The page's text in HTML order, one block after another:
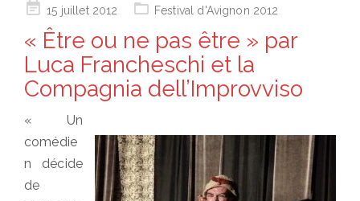
Posted15 juillet 2012 Festival d'Avignon 2012
« Être ou ne pas être » par
Luca Francheschi et la
Compagnia dell’Improvviso
« Un
comédie
n décide
de